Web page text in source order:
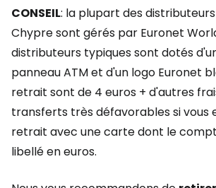
CONSEIL: la plupart des
Chypre sont gérés par Euronet
distributeurs typiques sont dotés
panneau ATM et d'un logo Euronet
retrait sont de 4 euros + d'autres
transferts très défavorables si vous
retrait avec une carte dont le
libellé en euros.